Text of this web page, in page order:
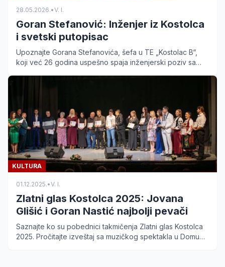
28.05.2026.•V. I.
Goran Stefanović: Inženjer iz Kostolca
i svetski putopisac
Upoznajte Gorana Stefanovića, šefa u TE „Kostolac B“,
koji već 26 godina uspešno spaja inženjerski poziv sa
KULTURA
01.12.2025.•V. I.
Zlatni glas Kostolca 2025: Jovana
Glišić i Goran Nastić najbolji pevači
Saznajte ko su pobednici takmičenja Zlatni glas Kostolca
2025. Pročitajte izveštaj sa muzičkog spektakla u Domu